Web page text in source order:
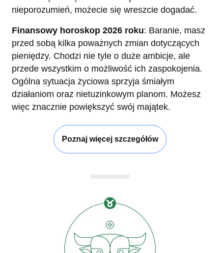
nieporozumień, możecie się wreszcie dogadać.
Finansowy horoskop 2026 roku: Baranie, masz
przed sobą kilka poważnych zmian dotyczących
pieniędzy. Chodzi nie tyle o duże ambicje, ale
przede wszystkim o możliwość ich zaspokojenia.
Ogólna sytuacja życiowa sprzyja śmiałym
działaniom oraz nietuzinkowym planom. Możesz
więc znacznie powiększyć swój majątek.
Poznaj więcej szczegółów